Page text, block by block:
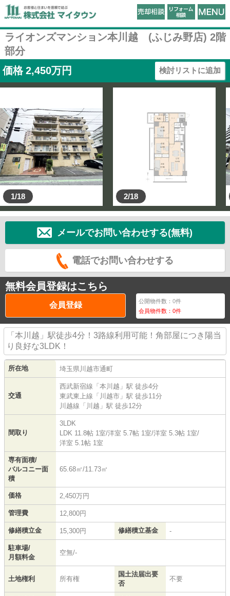
ライオンズマンション本川越 (ふじみ野店) 2階
部分
価格 2,450万円 検討リストに追加
1/18 2/18
メールでお問い合わせする(無料)
電話でお問い合わせする
無料会員登録はこちら
会員登録 公開物件数：0件
会員物件数：0件
「本川越」駅徒歩4分！3路線利用可能！角部屋につき陽当
り良好な3LDK！
所在地 埼玉県川越市通町
交通
西武新宿線 「 本川越 」駅 徒歩4分
東武東上線 「 川越市 」駅 徒歩11分
川越線 「 川越 」駅 徒歩12分
間取り
3LDK
LDK 11.8帖 1室/洋室 5.7帖 1室/洋室 5.3帖 1室/
洋室 5.1帖 1室
専有面積/
バルコニー面
積
65.68㎡/11.73㎡
価格 2,450万円
管理費 12,800円
修繕積立金 15,300円 修繕積立基金 -
駐車場/
月額料金
空無/-
土地権利 所有権
国土法届出要
否
不要